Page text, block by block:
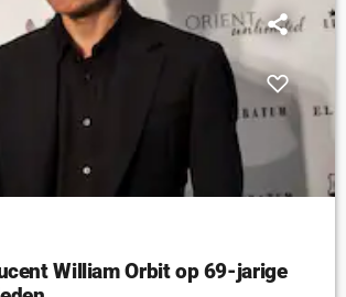
William Orbit op 69-jarige